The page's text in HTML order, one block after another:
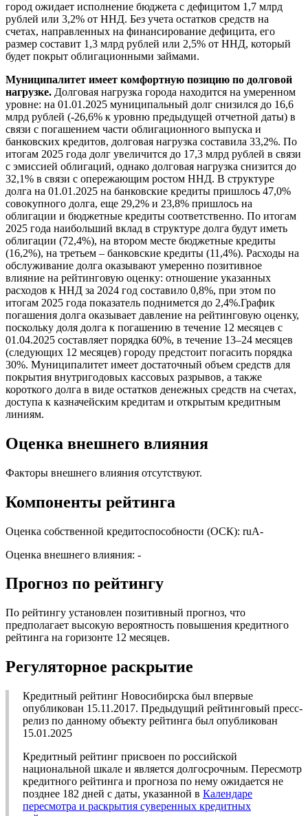
город ожидает исполнение бюджета с дефицитом 1,7 млрд
рублей или 3,2% от ННД. Без учета остатков средств на
счетах, направленных на финансирование дефицита, его
размер составит 1,3 млрд рублей или 2,5% от ННД, который
будет покрыт облигационными займами.
Муниципалитет имеет комфортную позицию по долговой
нагрузке. Долговая нагрузка города находится на умеренном
уровне: на 01.01.2025 муниципальный долг снизился до 16,6
млрд рублей (-26,6% к уровню предыдущей отчетной даты) в
связи с погашением части облигационного выпуска и
банковских кредитов, долговая нагрузка составила 33,2%. По
итогам 2025 года долг увеличится до 17,3 млрд рублей в связи
с эмиссией облигаций, однако долговая нагрузка снизится до
32,1% в связи с опережающим ростом ННД. В структуре
долга на 01.01.2025 на банковские кредиты пришлось 47,0%
совокупного долга, еще 29,2% и 23,8% пришлось на
облигации и бюджетные кредиты соответственно. По итогам
2025 года наибольший вклад в структуре долга будут иметь
облигации (72,4%), на втором месте бюджетные кредиты
(16,2%), на третьем – банковские кредиты (11,4%). Расходы на
обслуживание долга оказывают умеренно позитивное
влияние на рейтинговую оценку: отношение указанных
расходов к ННД за 2024 год составило 0,8%, при этом по
итогам 2025 года показатель поднимется до 2,4%.График
погашения долга оказывает давление на рейтинговую оценку,
поскольку доля долга к погашению в течение 12 месяцев с
01.04.2025 составляет порядка 60%, в течение 13–24 месяцев
(следующих 12 месяцев) городу предстоит погасить порядка
30%. Муниципалитет имеет достаточный объем средств для
покрытия внутригодовых кассовых разрывов, а также
короткого долга в виде остатков денежных средств на счетах,
доступа к казначейским кредитам и открытым кредитным
линиям.
Оценка внешнего влияния
Факторы внешнего влияния отсутствуют.
Компоненты рейтинга
Оценка собственной кредитоспособности (ОСК): ruА-
Оценка внешнего влияния: -
Прогноз по рейтингу
По рейтингу установлен позитивный прогноз, что
предполагает высокую вероятность повышения кредитного
рейтинга на горизонте 12 месяцев.
Регуляторное раскрытие
Кредитный рейтинг Новосибирска был впервые
опубликован 15.11.2017. Предыдущий рейтинговый пресс-
релиз по данному объекту рейтинга был опубликован
15.01.2025
Кредитный рейтинг присвоен по российской
национальной шкале и является долгосрочным. Пересмотр
кредитного рейтинга и прогноза по нему ожидается не
позднее 182 дней с даты, указанной в Календаре
пересмотра и раскрытия суверенных кредитных